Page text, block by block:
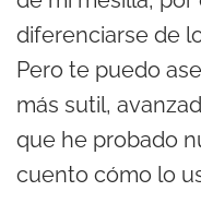
diferenciarse de
Pero te puedo
más sutil,
que he probado
cuento cómo lo